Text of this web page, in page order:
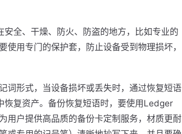
全、干燥、防火、防盗的地方，比如专业的
使用专门的保护套，防止设备受到物理损坏，
词形式，当设备损坏或丢失时，通过恢复短语
复资产。备份恢复短语时，要使用Ledger
用户提供高品质的备份卡定制服务，材质更耐